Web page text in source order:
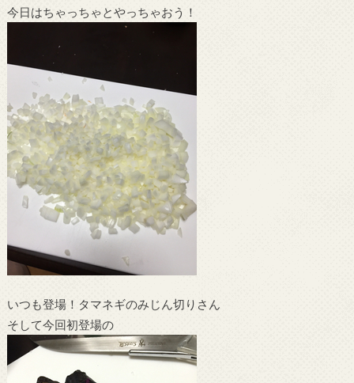
今日はちゃっちゃとやっちゃおう！
いつも登場！タマネギのみじん切りさん
そして今回初登場の